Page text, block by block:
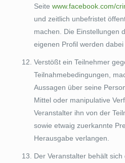
Seite www.facebook.com/
und zeitlich unbefristet
machen. Die Einstellungen
eigenen Profil werden
Verstößt ein Teilnehmer
Teilnahmebedingungen,
Aussagen über seine
Mittel oder manipulative
Veranstalter ihn von der
sowie etwaig zuerkannte
Herausgabe verlangen.
Der Veranstalter behält sich